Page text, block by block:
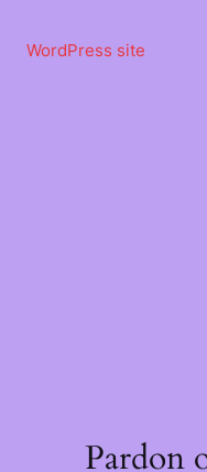
περιεχόμενο
WordPress site
Pardon